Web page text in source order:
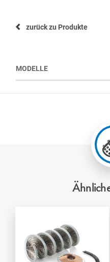
zurück zu Produkte
MODELLE